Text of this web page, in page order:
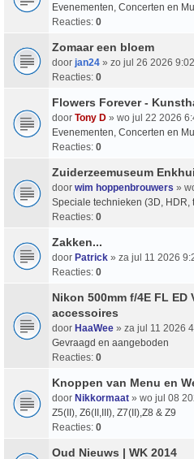
Evenementen, Concerten en
Reacties: 0
Zomaar een bloem
door jan24 » zo jul 26 2026
Reacties: 0
Flowers Forever -
door Tony D » wo jul 22 2026
Evenementen, Concerten en
Reacties: 0
Zuiderzeemuseum
door wim hoppenbrouwers »
Speciale technieken (3D, HDR,
Reacties: 0
Zakken...
door Patrick » za jul 11 2026
Reacties: 0
Nikon 500mm f/4E FL ED
accessoires
door HaaWee » za jul 11 2026
Gevraagd en aangeboden
Reacties: 0
Knoppen van Menu en
door Nikkormaat » wo jul 08
Z5(II), Z6(II,III), Z7(II),Z8 & Z9
Reacties: 0
Oud Nieuws | WK 2014